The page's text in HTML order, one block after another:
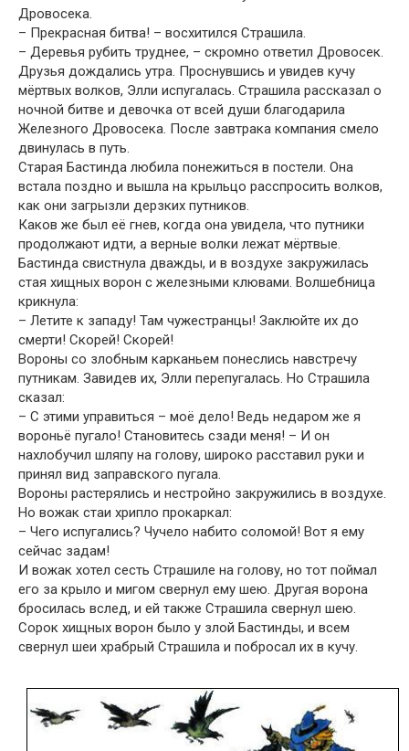
Дровосека.
– Прекрасная битва! – восхитился Страшила.
– Деревья рубить труднее, – скромно ответил Дровосек.
Друзья дождались утра. Проснувшись и увидев кучу
мёртвых волков, Элли испугалась. Страшила рассказал о
ночной битве и девочка от всей души благодарила
Железного Дровосека. После завтрака компания смело
двинулась в путь.
Старая Бастинда любила понежиться в постели. Она
встала поздно и вышла на крыльцо расспросить волков,
как они загрызли дерзких путников.
Каков же был её гнев, когда она увидела, что путники
продолжают идти, а верные волки лежат мёртвые.
Бастинда свистнула дважды, и в воздухе закружилась
стая хищных ворон с железными клювами. Волшебница
крикнула:
– Летите к западу! Там чужестранцы! Заклюйте их до
смерти! Скорей! Скорей!
Вороны со злобным карканьем понеслись навстречу
путникам. Завидев их, Элли перепугалась. Но Страшила
сказал:
– С этими управиться – моё дело! Ведь недаром же я
вороньё пугало! Становитесь сзади меня! – И он
нахлобучил шляпу на голову, широко расставил руки и
принял вид заправского пугала.
Вороны растерялись и нестройно закружились в воздухе.
Но вожак стаи хрипло прокаркал:
– Чего испугались? Чучело набито соломой! Вот я ему
сейчас задам!
И вожак хотел сесть Страшиле на голову, но тот поймал
его за крыло и мигом свернул ему шею. Другая ворона
бросилась вслед, и ей также Страшила свернул шею.
Сорок хищных ворон было у злой Бастинды, и всем
свернул шеи храбрый Страшила и побросал их в кучу.